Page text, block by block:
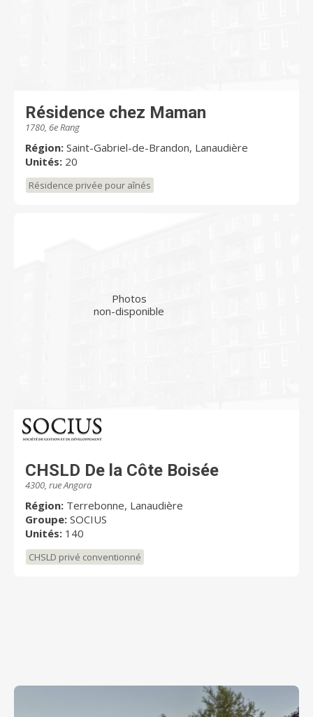
Résidence chez Maman
1780, 6e Rang
Région: Saint-Gabriel-de-Brandon, Lanaudière
Unités: 20
Résidence privée pour aînés
Photos
non-disponible
CHSLD De la Côte Boisée
4300, rue Angora
Région: Terrebonne, Lanaudière
Groupe: SOCIUS
Unités: 140
CHSLD privé conventionné